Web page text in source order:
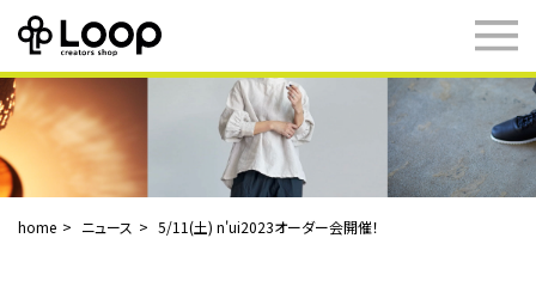
home ニュース 5/11(土) n'ui2023オーダー会開催！